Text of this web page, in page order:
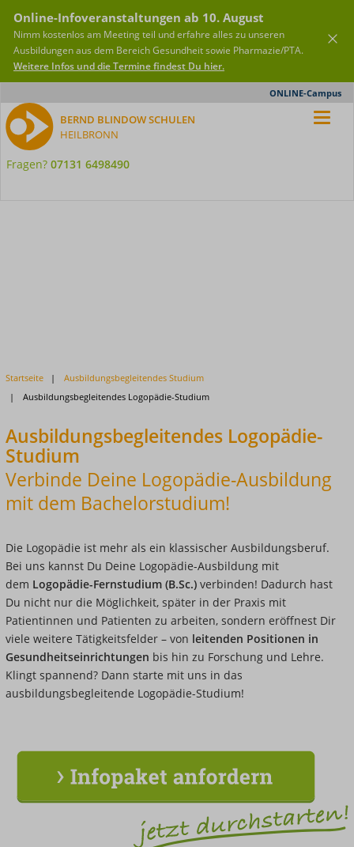
Online-Infoveranstaltungen ab 10. August
Nimm kostenlos am Meeting teil und erfahre alles zu unseren
Ausbildungen aus dem Bereich Gesundheit sowie Pharmazie/PTA.
Weitere Infos und die Termine findest Du hier.
ONLINE-Campus
Fragen? 07131 6498490
BERND BLINDOW SCHULEN
HEILBRONN
Startseite
Ausbildungsbegleitendes Studium
Ausbildungsbegleitendes Logopädie-Studium
Ausbildungsbegleitendes Logopädie-
Studium
Verbinde Deine Logopädie-Ausbildung
mit dem Bachelorstudium!
Die Logopädie ist mehr als ein klassischer Ausbildungsberuf.
Bei uns kannst Du Deine Logopädie-Ausbildung mit
dem Logopädie-Fernstudium (B.Sc.) verbinden! Dadurch hast
Du nicht nur die Möglichkeit, später in der Praxis mit
Patientinnen und Patienten zu arbeiten, sondern eröffnest Dir
viele weitere Tätigkeitsfelder – von leitenden Positionen in
Gesundheitseinrichtungen bis hin zu Forschung und Lehre.
Klingt spannend? Dann starte mit uns in das
ausbildungsbegleitende Logopädie-Studium!